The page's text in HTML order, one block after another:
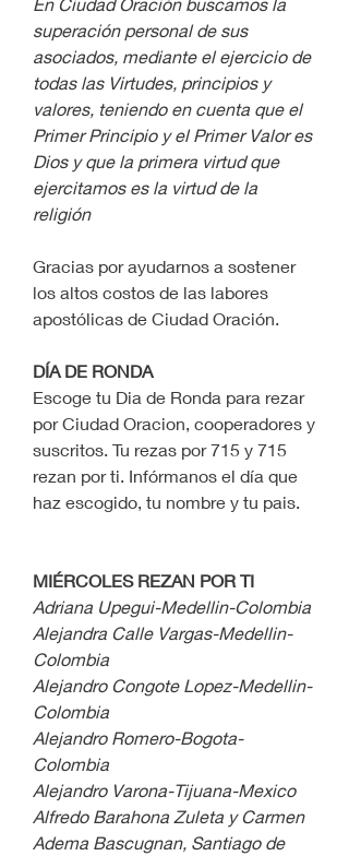
superación personal de sus
asociados, mediante el ejercicio de
todas las Virtudes, principios y
valores, teniendo en cuenta que el
Primer Principio y el Primer Valor es
Dios y que la primera virtud que
ejercitamos es la virtud de la
religión
Gracias por ayudarnos a sostener
los altos costos de las labores
apostólicas de Ciudad Oración.
DÍA DE RONDA
Escoge tu Dia de Ronda para rezar
por Ciudad Oracion, cooperadores y
suscritos. Tu rezas por 715 y 715
rezan por ti. Infórmanos el día que
haz escogido, tu nombre y tu pais.
MIÉRCOLES REZAN POR TI
Adriana Upegui-Medellin-Colombia
Alejandra Calle Vargas-Medellin-
Colombia
Alejandro Congote Lopez-Medellin-
Colombia
Alejandro Romero-Bogota-
Colombia
Alejandro Varona-Tijuana-Mexico
Alfredo Barahona Zuleta y Carmen
Adema Bascugnan, Santiago de